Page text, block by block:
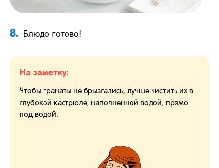
8. Блюдо готово!
На заметку:
Чтобы гранаты не брызгались, лучше чистить их в
глубокой кастрюле, наполненной водой, прямо
под водой.